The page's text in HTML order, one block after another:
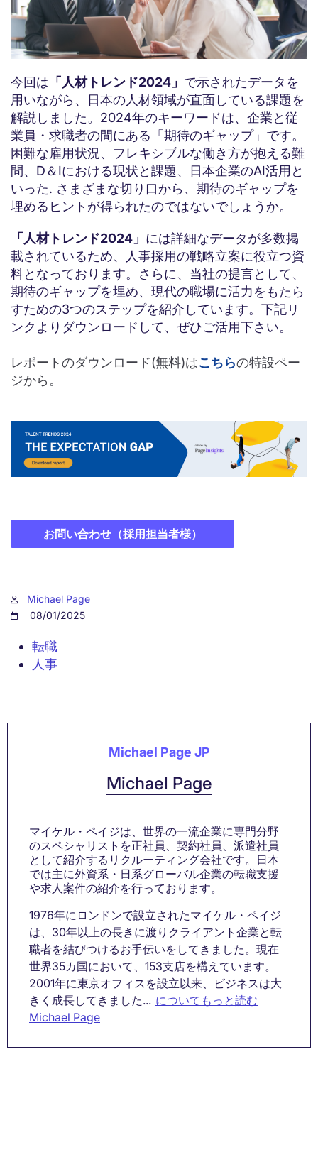
今回は 「人材トレンド2024」 で示されたデータを
用いながら、日本の人材領域が直面している課題を
解説しました。2024年のキーワードは、企業と従
業員・求職者の間にある「期待のギャップ」です。
困難な雇用状況、フレキシブルな働き方が抱える難
問、D＆Iにおける現状と課題、日本企業のAI活用と
いった. さまざまな切り口から、期待のギャップを
埋めるヒントが得られたのではないでしょうか。
「人材トレンド2024」 には詳細なデータが多数掲
載されているため、人事採用の戦略立案に役立つ資
料となっております。さらに、当社の提言として、
期待のギャップを埋め、現代の職場に活力をもたら
すための3つのステップを紹介しています。下記リ
ンクよりダウンロードして、ぜひご活用下さい。
レポートのダウンロード(無料)はこちらの特設ペー
ジから。
お問い合わせ（採用担当者様）
Michael Page
08/01/2025
転職
人事
Michael Page JP
Michael Page
マイケル・ペイジは、世界の一流企業に専門分野
のスペシャリストを正社員、契約社員、派遣社員
として紹介するリクルーティング会社です。日本
では主に外資系・日系グローバル企業の転職支援
や求人案件の紹介を行っております。
1976年にロンドンで設立されたマイケル・ペイジ
は、30年以上の長きに渡りクライアント企業と転
職者を結びつけるお手伝いをしてきました。現在
世界35カ国において、153支店を構えています。
2001年に東京オフィスを設立以来、ビジネスは大
きく成長してきました... についてもっと読む
Michael Page